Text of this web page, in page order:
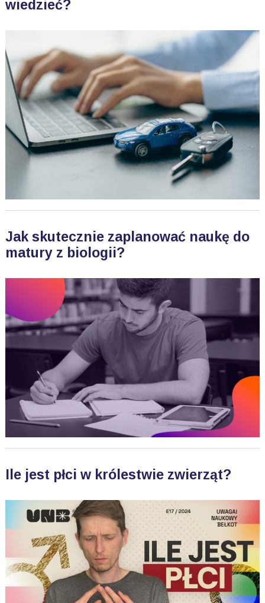
wiedzieć?
Jak skutecznie zaplanować naukę do
matury z biologii?
Ile jest płci w królestwie zwierząt?